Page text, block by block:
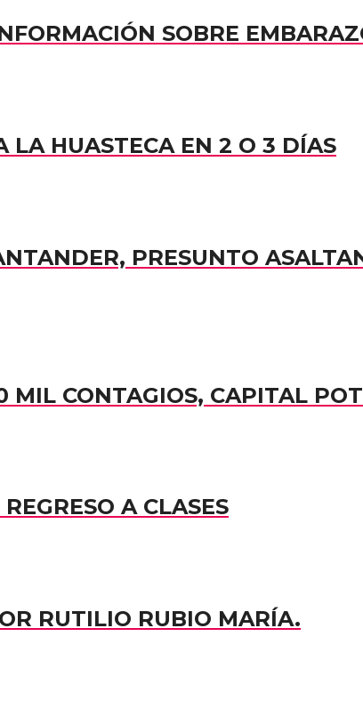
SOBRE
LA HUASTECA EN 2 O 3 DÍAS
PRESUNTO
MIL CONTAGIOS, CAPITAL
A CLASES
RUTILIO RUBIO MARÍA.